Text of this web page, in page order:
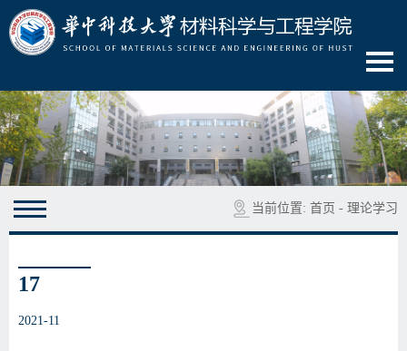
当前位置: 首页 - 理论学习
17
2021-11